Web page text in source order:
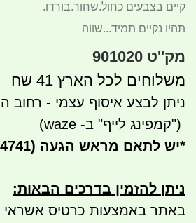
קיים בצבעים כחול.שחור.בורדו.
תהיו נקיים תמיד...שווה
מק''ט 901020
משלוחים לכל הארץ 41 שח
ניתן לבצע איסוף עצמי - רחוב האילן 4 אור
")קמפינג לייף" ב- waze)
*יש לתאם מראש הגעה
ניתן להזמין בדרכים הבאות:
באתר באמצעות כרטיס אשראי